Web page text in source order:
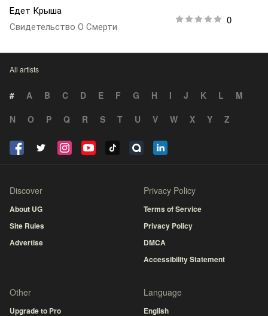
Едет Крыша
Свидетельство О Смерти
0
All artists
# A B C D E F G H I J K L
M
N
O P Q R S T U V W X Y Z
Discover
About UG
Site Rules
Advertise
Privacy Policy
Terms of Service
Privacy Policy
DMCA
Accessibility Statement
Other
Upgrade to Pro
Language
English